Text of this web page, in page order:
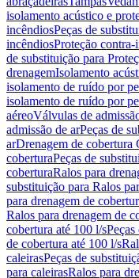
isolamento acústico e
incêndiosPeças de
incêndiosProteção contra-
de substituição para
drenagemIsolamento
isolamento de ruído por
isolamento de ruído por
aéreoVálvulas de
admissão de arPeças de
arDrenagem de cobertura
coberturaPeças de
coberturaRalos para
substituição para Ralos
para drenagem de
Ralos para drenagem de
cobertura até 100 l/s
de cobertura até 100 l/s
caleirasPeças de
para caleirasRalos para